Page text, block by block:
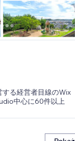
する経営者目線のWix
中心に60件以上